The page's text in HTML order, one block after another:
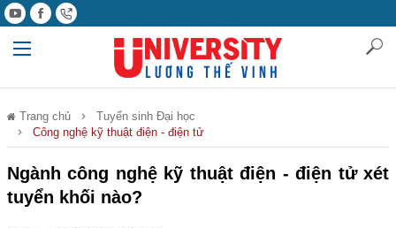
Trang chủ
Tuyển sinh Đại học
Công nghệ kỹ thuật điện - điện tử
Ngành công nghệ kỹ thuật điện - điện tử xét
tuyển khối nào?